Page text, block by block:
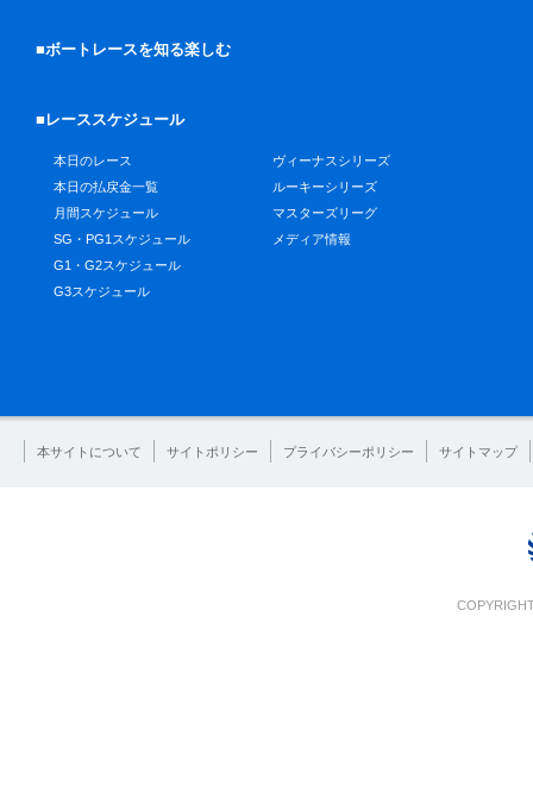
■ボートレースを知る楽しむ
■レーススケジュール
本日のレース
本日の払戻金一覧
月間スケジュール
SG・PG1スケジュール
G1・G2スケジュール
G3スケジュール
ヴィーナスシリーズ
ルーキーシリーズ
マスターズリーグ
メディア情報
本サイトについて サイトポリシー プライバシーポリシー サイトマップ